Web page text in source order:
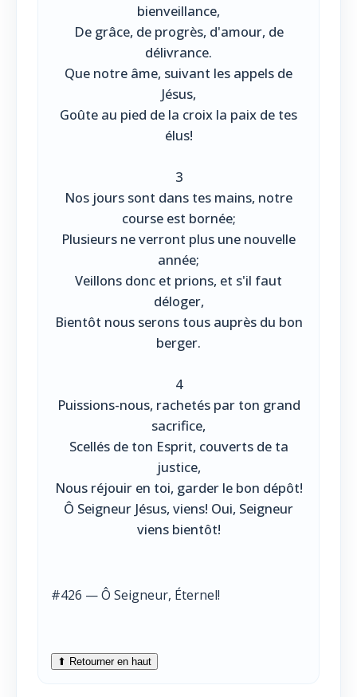
bienveillance,
De grâce, de progrès, d'amour, de
délivrance.
Que notre âme, suivant les appels de
Jésus,
Goûte au pied de la croix la paix de tes
élus!
3
Nos jours sont dans tes mains, notre
course est bornée;
Plusieurs ne verront plus une nouvelle
année;
Veillons donc et prions, et s'il faut
déloger,
Bientôt nous serons tous auprès du bon
berger.
4
Puissions-nous, rachetés par ton grand
sacrifice,
Scellés de ton Esprit, couverts de ta
justice,
Nous réjouir en toi, garder le bon dépôt!
Ô Seigneur Jésus, viens! Oui, Seigneur
viens bientôt!
#426 — Ô Seigneur, Éternel!
⬆ Retourner en haut